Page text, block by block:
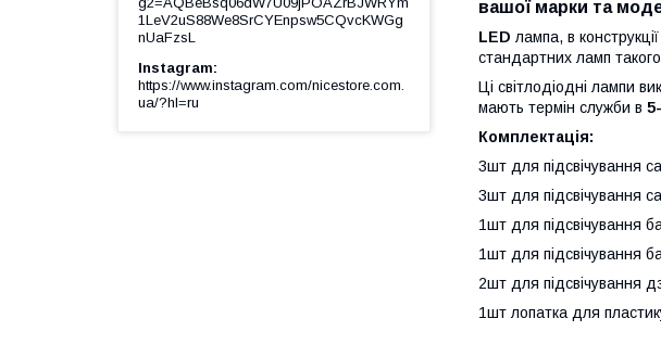
вашої марки та
LED лампа, в
стандартних ламп
Ці світлодіодні лампи
мають термін служби в
Комплектація:
3шт для підсвічування
3шт для підсвічування
1шт для підсвічування
1шт для підсвічування
2шт для підсвічування
1шт лопатка для
1LeV2uS88We8SrCYEnpsw5CQvcKWGg
nUaFzsL
Instagram
https://www.instagram.com/nicestore.com.
ua/?hl=ru